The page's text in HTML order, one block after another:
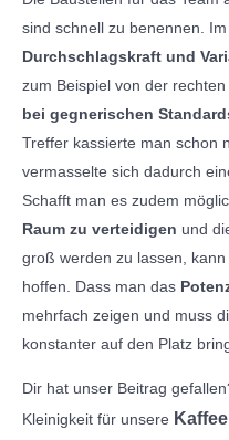
sind schnell zu benennen.
Durchschlagskraft und
zum Beispiel von der
bei gegnerischen
Treffer kassierte man schon
vermasselte sich dadurch
Schafft man es zudem
Raum zu verteidigen und
groß werden zu lassen,
hoffen. Dass man das
mehrfach zeigen und muss
konstanter auf den Platz
Dir hat unser Beitrag
Kleinigkeit für unsere